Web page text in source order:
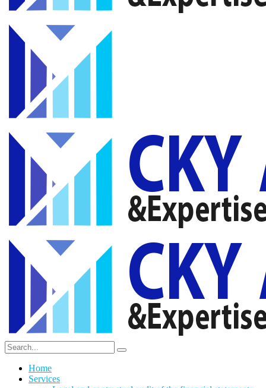
Home
Services